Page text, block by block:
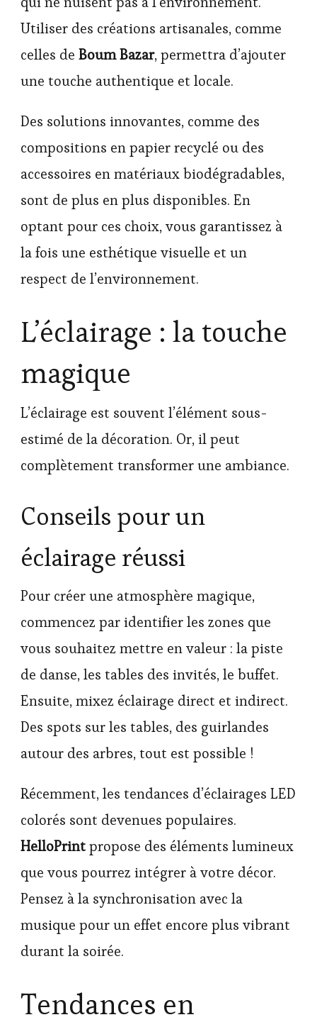
Utiliser des créations artisanales, comme
celles de Boum Bazar, permettra d’ajouter
une touche authentique et locale.
Des solutions innovantes, comme des
compositions en papier recyclé ou des
accessoires en matériaux biodégradables,
sont de plus en plus disponibles. En
optant pour ces choix, vous garantissez à
la fois une esthétique visuelle et un
respect de l’environnement.
L’éclairage : la touche
magique
L’éclairage est souvent l’élément sous-
estimé de la décoration. Or, il peut
complètement transformer une ambiance.
Conseils pour un
éclairage réussi
Pour créer une atmosphère magique,
commencez par identifier les zones que
vous souhaitez mettre en valeur : la piste
de danse, les tables des invités, le buffet.
Ensuite, mixez éclairage direct et indirect.
Des spots sur les tables, des guirlandes
autour des arbres, tout est possible !
Récemment, les tendances d’éclairages LED
colorés sont devenues populaires.
HelloPrintpropose des éléments lumineux
que vous pourrez intégrer à votre décor.
Pensez à la synchronisation avec la
musique pour un effet encore plus vibrant
durant la soirée.
Tendances en